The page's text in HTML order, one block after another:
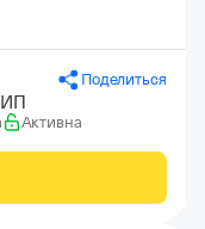
Поделиться
ИП
Активна